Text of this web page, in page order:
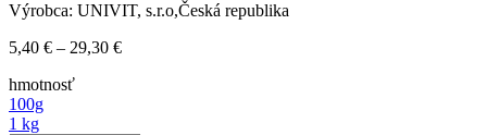
Výrobca: UNIVIT, s.r.o,Česká republika
5,40 € – 29,30 €Price
hmotnosť
100g
1 kg